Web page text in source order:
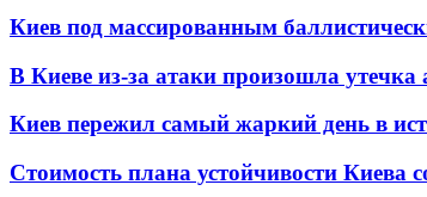
Киев под массированным
В Киеве из-за атаки произошла
Киев пережил самый жаркий день в
Стоимость плана устойчивости Киева